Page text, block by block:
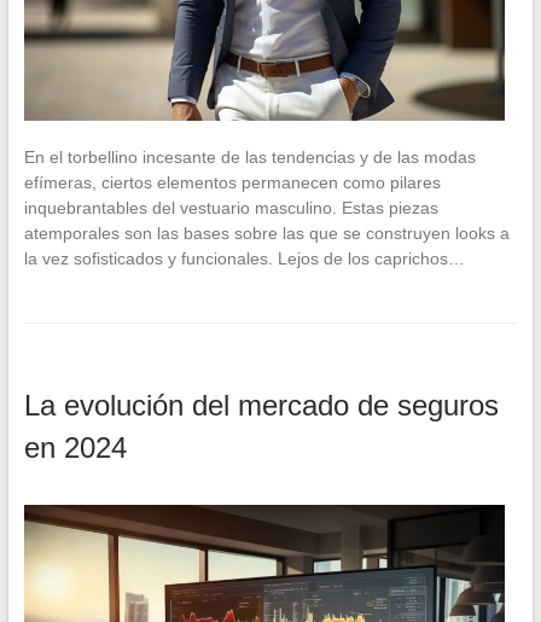
En el torbellino incesante de las tendencias y de las modas
efímeras, ciertos elementos permanecen como pilares
inquebrantables del vestuario masculino. Estas piezas
atemporales son las bases sobre las que se construyen looks a
la vez sofisticados y funcionales. Lejos de los caprichos…
La evolución del mercado de seguros
en 2024